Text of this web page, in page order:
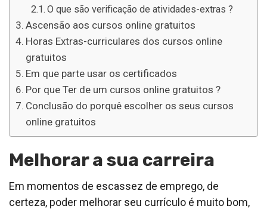
O que são verificação de atividades-extras ?
Ascensão aos cursos online gratuitos
Horas Extras-curriculares dos cursos online
gratuitos
Em que parte usar os certificados
Por que Ter de um cursos online gratuitos ?
Conclusão do porquê escolher os seus cursos
online gratuitos
Melhorar a sua carreira
Em momentos de escassez de emprego, de
certeza, poder melhorar seu currículo é muito bom,